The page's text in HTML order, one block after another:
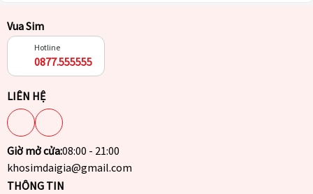
Vua Sim
Hotline
0877.555555
LIÊN HỆ
Giờ mở cửa:08:00 - 21:00
khosimdaigia@gmail.com
THÔNG TIN